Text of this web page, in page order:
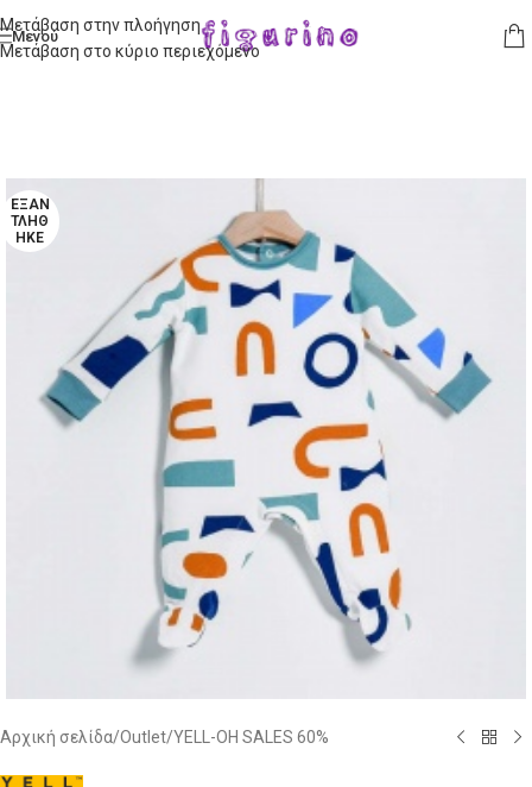
Μετάβαση στην πλοήγηση
Μετάβαση στο κύριο περιεχόμενο
Μενού
ΕΞΑΝ
ΤΛΉΘ
ΗΚΕ
Αρχική σελίδα/Outlet/YELL-OH SALES 60%